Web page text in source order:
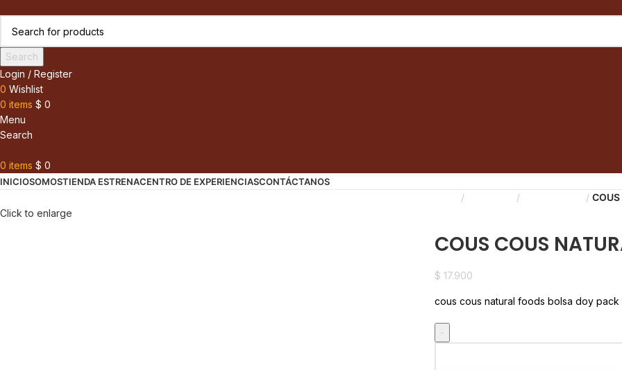
Search
Login / Register
0 Wishlist
0 items $ 0
Menu
Search
0 items $ 0
INICIOSOMOSTIENDA ESTRENACENTRO DE EXPERIENCIASCONTÁCTANOS
Click to enlarge
COUS COUS
$ 17.900
cous cous natural foods bolsa doy pack